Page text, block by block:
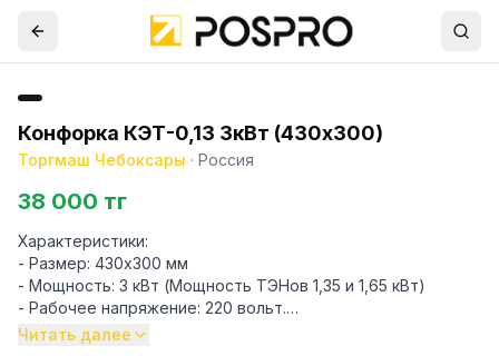
Конфорка КЭТ-0,13 3кВт (430х300)
Торгмаш Чебоксары · Россия
38 000 тг
Характеристики:
- Размер: 430х300 мм
- Мощность: 3 кВт (Мощность ТЭНов 1,35 и 1,65 кВт)
- Рабочее напряжение: 220 вольт.
- Число нагревательных элементов (ТЭНов): 2 шт
Читать далее